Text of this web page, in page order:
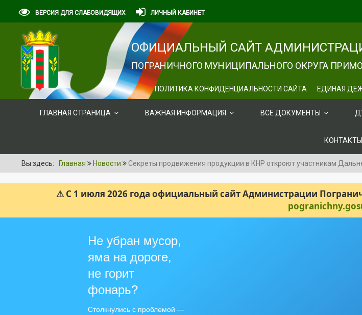
ВЕРСИЯ ДЛЯ СЛАБОВИДЯЩИХ ЛИЧНЫЙ КАБИНЕТ
ОФИЦИАЛЬНЫЙ САЙТ
ПОГРАНИЧНОГО МУНИЦИПАЛЬНОГО ОКРУГА
ПОЛИТИКА КОНФИДЕНЦИАЛЬНОСТИ САЙТА ЕДИНАЯ
ГЛАВНАЯ СТРАНИЦА ВАЖНАЯ ИНФОРМАЦИЯ ВСЕ ДОКУМЕНТЫ
КОНТАКТЫ
Вы здесь: Главная Новости Секреты продвижения продукции в КНР откроют участникам
⚠ С 1 июля 2026 года официальный сайт Администрации
Не убран мусор,
яма на дороге,
не горит
фонарь?
Столкнулись с проблемой —